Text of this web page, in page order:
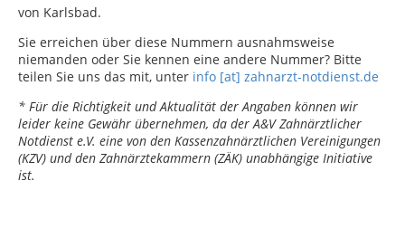
von Karlsbad.
Sie erreichen über diese Nummern ausnahmsweise
niemanden oder Sie kennen eine andere Nummer? Bitte
teilen Sie uns das mit, unter info [at] zahnarzt-notdienst.de
* Für die Richtigkeit und Aktualität der Angaben können wir
leider keine Gewähr übernehmen, da der A&V Zahnärztlicher
Notdienst e.V. eine von den Kassenzahnärztlichen Vereinigungen
(KZV) und den Zahnärztekammern (ZÄK) unabhängige Initiative
ist.